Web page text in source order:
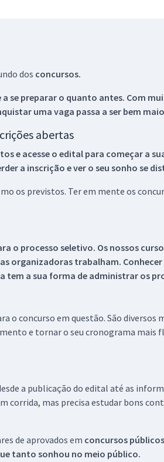
dos concursos.
se preparar o quanto antes. Com
uma vaga passa a ser bem
abertas
e acesse o edital para começar a
a inscrição e ver o seu sonho se
os previstos. Ter em mente os
o processo seletivo. Os nossos
organizadoras trabalham.
a sua forma de administrar os
o concurso em questão. São
e tornar o seu cronograma mais
a publicação do edital até as
corrida, mas precisa estudar bons
de aprovados em concursos
tanto sonhou no meio público.